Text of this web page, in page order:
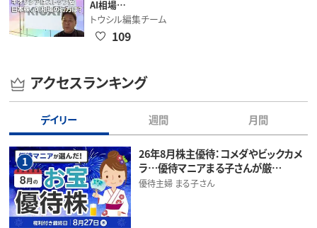
AI相場…
トウシル編集チーム
109
アクセスランキング
デイリー 週間 月間
1
26年8月株主優待：コメダやビックカメ
ラ…優待マニアまる子さんが厳…
優待主婦 まる子さん